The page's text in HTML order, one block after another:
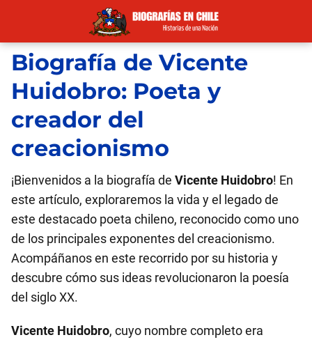
Biografía de Vicente
Huidobro: Poeta y
creador del
creacionismo
¡Bienvenidos a la biografía de Vicente Huidobro! En
este artículo, exploraremos la vida y el legado de
este destacado poeta chileno, reconocido como uno
de los principales exponentes del creacionismo.
Acompáñanos en este recorrido por su historia y
descubre cómo sus ideas revolucionaron la poesía
del siglo XX.
Vicente Huidobro, cuyo nombre completo era